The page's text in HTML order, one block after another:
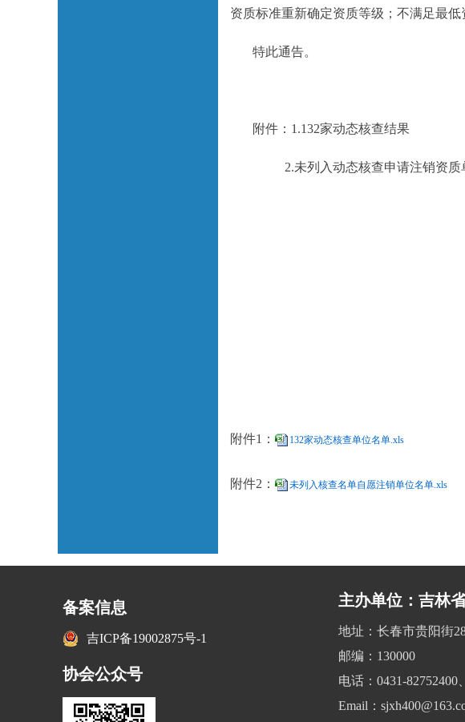
资质标准重新确定资质等级；不满足最
特此通告。
附件：1.132家动态核查结果
2.未列入动态核查申请注销资质
附件1： 132家动态核查单位名单.xls
附件2： 未列入核查名单自愿注销单位名单.xls
备案信息
吉ICP备19002875号-1
协会公众号
主办单位：吉林
地址：长春市贵阳街
邮编：130000
电话：0431-82752400
Email：